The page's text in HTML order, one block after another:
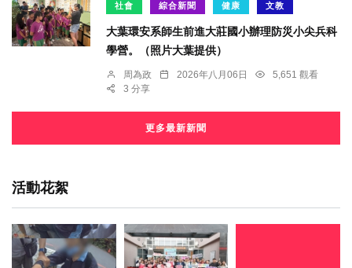
社會 綜合新聞 健康 文教
大葉環安系師生前進大莊國小辦理防災小尖兵科
學營。（照片大葉提供）
周為政 2026年八月06日
5,651 觀看
3 分享
更多最新新聞
活動花絮